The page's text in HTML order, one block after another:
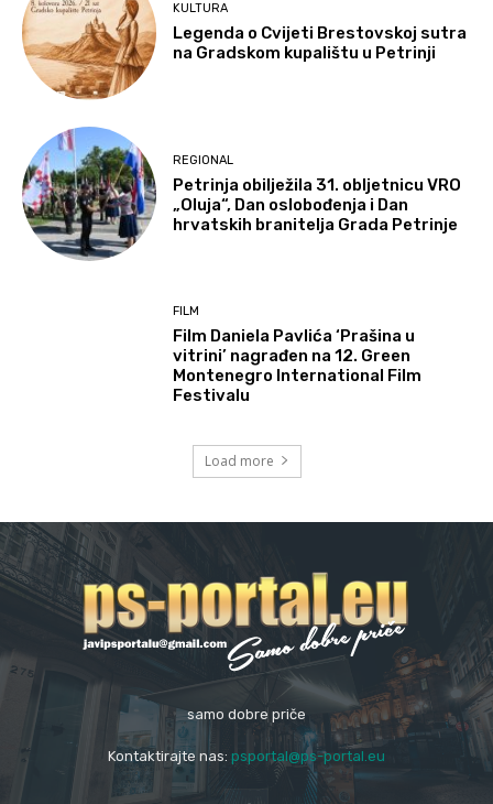
KULTURA
Legenda o Cvijeti Brestovskoj sutra
na Gradskom kupalištu u Petrinji
REGIONAL
Petrinja obilježila 31. obljetnicu VRO
„Oluja“, Dan oslobođenja i Dan
hrvatskih branitelja Grada Petrinje
FILM
Film Daniela Pavlića ‘Prašina u
vitrini’ nagrađen na 12. Green
Montenegro International Film
Festivalu
Load more
samo dobre priče
Kontaktirajte nas: psportal@ps-portal.eu